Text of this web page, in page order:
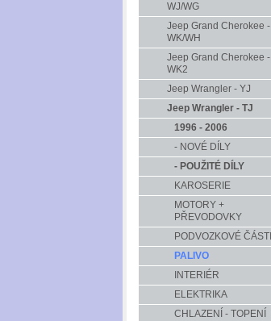
WJ/WG
Jeep Grand Cherokee -
WK/WH
Jeep Grand Cherokee -
WK2
Jeep Wrangler - YJ
Jeep Wrangler - TJ
1996 - 2006
- NOVÉ DÍLY
- POUŽITÉ DÍLY
KAROSERIE
MOTORY +
PŘEVODOVKY
PODVOZKOVÉ ČÁSTI
PALIVO
INTERIÉR
ELEKTRIKA
CHLAZENÍ - TOPENÍ